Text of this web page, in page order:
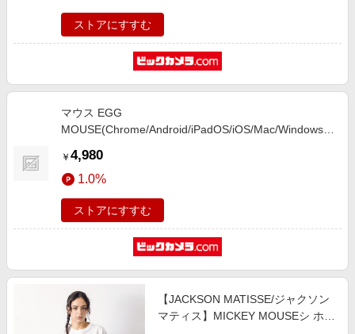
ストアにすすむ
マウス EGG
MOUSE(Chrome/Android/iPadOS/iOS/Mac/Windows11
イヤレス) /4ボタン /Bluetooth]
￥ 4,980
1.0%
ストアにすすむ
【JACKSON MATISSE/ジャクソン
マティス】MICKEY MOUSEシ ホワ